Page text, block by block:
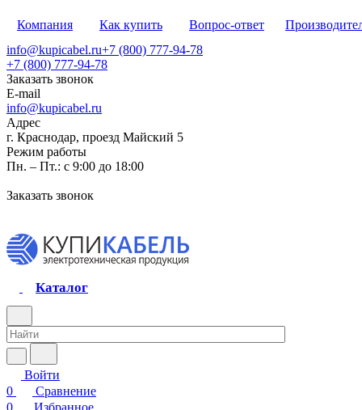
Компания Как купить Вопрос-ответ
info@kupicabel.ru+7 (800) 777-94-78
+7 (800) 777-94-78
Заказать звонок
E-mail
info@kupicabel.ru
Адрес
г. Краснодар, проезд Майский 5
Режим работы
Пн. – Пт.: с 9:00 до 18:00
Заказать звонок
Каталог
Войти
0
Сравнение
0
Избранное